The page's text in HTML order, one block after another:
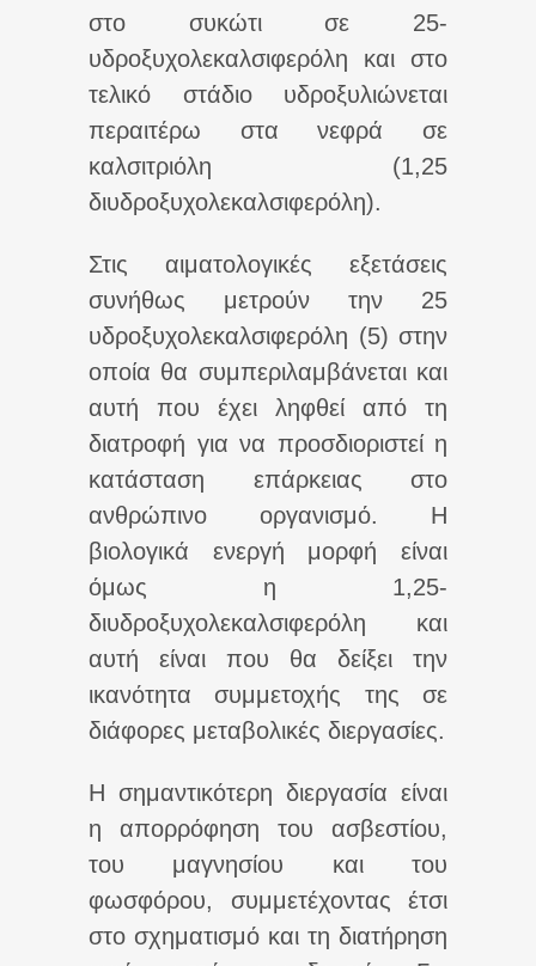
στο συκώτι σε 25-
υδροξυχολεκαλσιφερόλη και στο
τελικό στάδιο υδροξυλιώνεται
περαιτέρω στα νεφρά σε
καλσιτριόλη (1,25
διυδροξυχολεκαλσιφερόλη).
Στις αιματολογικές εξετάσεις
συνήθως μετρούν την 25
υδροξυχολεκαλσιφερόλη (5) στην
οποία θα συμπεριλαμβάνεται και
αυτή που έχει ληφθεί από τη
διατροφή για να προσδιοριστεί η
κατάσταση επάρκειας στο
ανθρώπινο οργανισμό. Η
βιολογικά ενεργή μορφή είναι
όμως η 1,25-
διυδροξυχολεκαλσιφερόλη και
αυτή είναι που θα δείξει την
ικανότητα συμμετοχής της σε
διάφορες μεταβολικές διεργασίες.
Η σημαντικότερη διεργασία είναι
η απορρόφηση του ασβεστίου,
του μαγνησίου και του
φωσφόρου, συμμετέχοντας έτσι
στο σχηματισμό και τη διατήρηση